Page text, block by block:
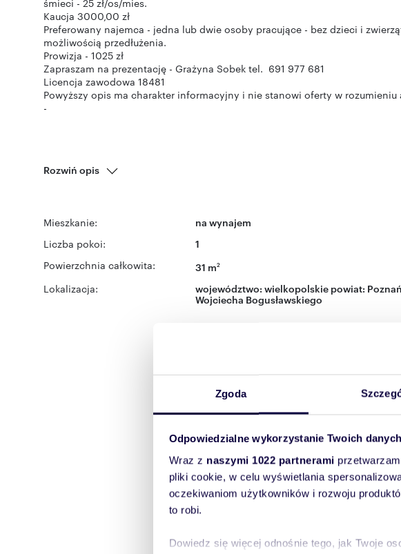
Zgoda
Odpowiedzialne wykorzystanie Twoich danych
Wraz z naszymi 1022 partnerami
pliki cookie, w celu wyświetlania
oczekiwaniom użytkowników i rozwoju
to robi.
Dowiedz się więcej odnośnie tego, jak Twoje
śmieci - 25 zł/os/mies.
Kaucja 3000,00 zł
Preferowany najemca - jedna lub dwie osoby pracujące - bez dzieci i
możliwością przedłużenia.
Prowizja - 1025 zł
Zapraszam na prezentację - Grażyna Sobek tel. 691 977 681
Licencja zawodowa 18481
Powyższy opis ma charakter informacyjny i nie stanowi oferty w
-
Rozwiń opis
Mieszkanie: na wynajem
Liczba pokoi: 1
Powierzchnia całkowita: 31 m2
Lokalizacja: województwo: wielkopolskie powiat: Poznań
Wojciecha Bogusławskiego